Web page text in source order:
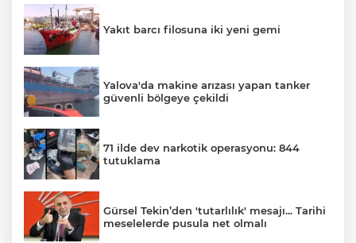
Yakıt barcı filosuna iki yeni gemi
Yalova'da makine arızası yapan tanker
güvenli bölgeye çekildi
71 ilde dev narkotik operasyonu: 844
tutuklama
Gürsel Tekin’den 'tutarlılık' mesajı... Tarihi
meselelerde pusula net olmalı